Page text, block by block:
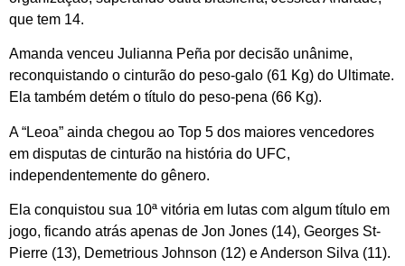
que tem 14.
Amanda venceu Julianna Peña por decisão unânime,
reconquistando o cinturão do peso-galo (61 Kg) do Ultimate.
Ela também detém o título do peso-pena (66 Kg).
A “Leoa” ainda chegou ao Top 5 dos maiores vencedores
em disputas de cinturão na história do UFC,
independentemente do gênero.
Ela conquistou sua 10ª vitória em lutas com algum título em
jogo, ficando atrás apenas de Jon Jones (14), Georges St-
Pierre (13), Demetrious Johnson (12) e Anderson Silva (11).